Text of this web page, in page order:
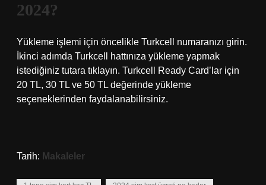
2024?
Yükleme işlemi için öncelikle Turkcell numaranızı girin.
İkinci adımda Turkcell hattınıza yükleme yapmak
istediğiniz tutara tıklayın. Turkcell Ready Card’lar için
20 TL, 30 TL ve 50 TL değerinde yükleme
seçeneklerinden faydalanabilirsiniz.
Tarih: Makaleler